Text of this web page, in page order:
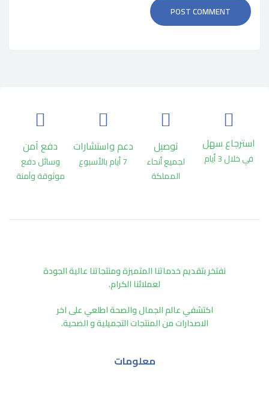
POST COMMENT
استرجاع سهل
في خلال 3 أيام
توصيل
لجميع أنحاء
المملكة
دعم واستشارات
7 أيام بالأسبوع
دفع آمن
وسائل دفع
موثوقة وآمنة
ﻧﻔﺘﺨﺮ ﺑﺘﻘﺪﻳﻢ ﺧﺪﻣﺎﺗﻨﺎ اﻟﻤﺘﻤﻴﺰة وﻣﻨﺘﺠﺎﺗﻨﺎ ﻋﺎﻟﻴﺔ اﻟﺠﻮدة
ﻟﻌﻤﻼﺋﻨﺎ اﻟﻜﺮام.
اكتشفي عالم الجمال والصحة اطلعي على اخر
الاصدارات من المنتجات التجميلية و الصحية.
معلومات